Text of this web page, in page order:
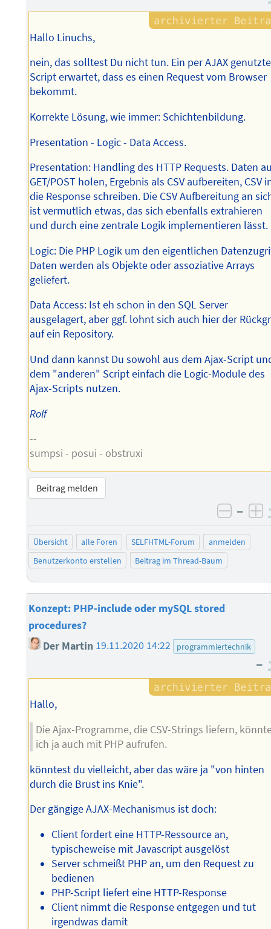
Hallo Linuchs,
nein, das solltest Du nicht tun. Ein per AJAX
Script erwartet, dass es einen Request vom Browser
bekommt.
Korrekte Lösung, wie immer: Schichtenbildung.
Presentation - Logic - Data Access.
Presentation: Handling des HTTP Requests. Daten
GET/POST holen, Ergebnis als CSV aufbereiten, CSV
die Response schreiben. Die CSV Aufbereitung an
ist vermutlich etwas, das sich ebenfalls extrahieren
und durch eine zentrale Logik implementieren lässt.
Logic: Die PHP Logik um den eigentlichen
Daten werden als Objekte oder assoziative Arrays
geliefert.
Data Access: Ist eh schon in den SQL Server
ausgelagert, aber ggf. lohnt sich auch hier der
auf ein Repository.
Und dann kannst Du sowohl aus dem Ajax-Script
dem "anderen" Script einfach die Logic-Module des
Ajax-Scripts nutzen.
Rolf
--
sumpsi - posui - obstruxi
Beitrag melden
–
Übersicht alle Foren SELFHTML-Forum
anmelden
Benutzerkonto erstellen
Beitrag im Thread-Baum
Konzept: PHP-include oder mySQL stored
procedures?
Der Martin 19.11.2020 14:22 programmiertechnik
–
Hallo,
Die Ajax-Programme, die CSV-Strings liefern,
ich ja auch mit PHP aufrufen.
könntest du vielleicht, aber das wäre ja "von hinten
durch die Brust ins Knie".
Der gängige AJAX-Mechanismus ist doch:
Client fordert eine HTTP-Ressource an,
typischeweise mit Javascript ausgelöst
Server schmeißt PHP an, um den Request zu
bedienen
PHP-Script liefert eine HTTP-Response
Client nimmt die Response entgegen und tut
irgendwas damit